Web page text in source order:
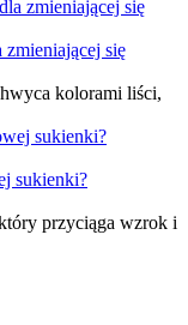
się
kolorami liści,
sukienki?
przyciąga wzrok i